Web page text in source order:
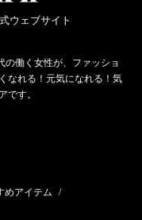
ウェブサイト
働く女性が、ファッショ
なれる！元気になれる！気
です。
めアイテム /